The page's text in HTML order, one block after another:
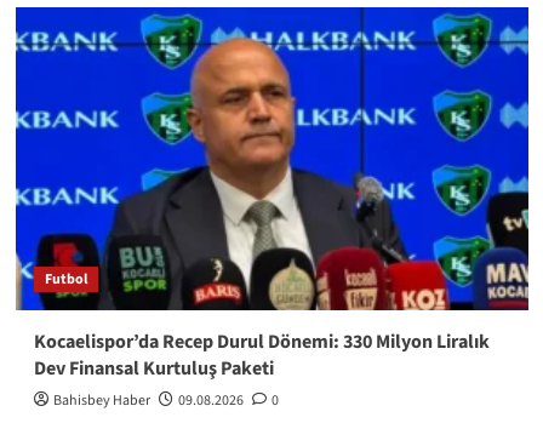
Futbol
Kocaelispor’da Recep Durul Dönemi: 330 Milyon Liralık
Dev Finansal Kurtuluş Paketi
Bahisbey Haber 09.08.2026 0